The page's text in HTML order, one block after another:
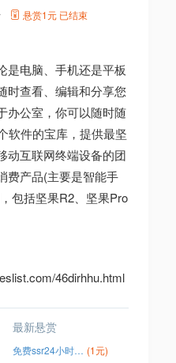
悬赏1元 已结束
是电脑、手机还是平板
时查看、编辑和分享您
办公室，你可以随时随
软件的宝库，提供最坚
动互联网终端设备的团
费产品(主要是智能手
包括坚果R2、坚果Pro
46dirhhu.html
最新悬赏
免费ssr24小时更新 (1元)